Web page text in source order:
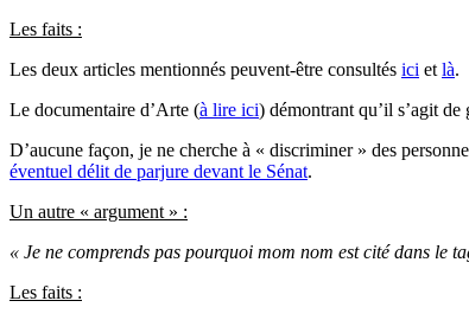
Les faits :
Les deux articles mentionnés peuvent-être consultés ici et là.
Le documentaire d’Arte (à lire ici) démontrant qu’il s’agit
D’aucune façon, je ne cherche à « discriminer » des
éventuel délit de parjure devant le Sénat.
Un autre « argument » :
« Je ne comprends pas pourquoi mom nom est cité dans le
Les faits :